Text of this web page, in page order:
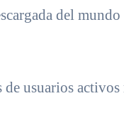
del mundo
usuarios activos